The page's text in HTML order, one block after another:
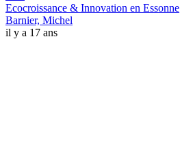
Ecocroissance & Innovation en Essonne
Barnier, Michel
il y a 17 ans